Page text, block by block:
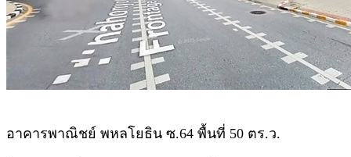
อาคารพาณิชย์ พหลโยธิน ซ.64 พื้นที่ 50 ตร.ว.